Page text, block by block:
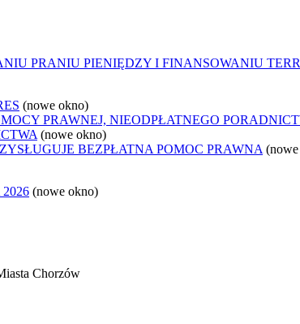
PRANIU PIENIĘDZY I FINANSOWANIU
(nowe okno)
PRAWNEJ, NIEODPŁATNEGO
(nowe okno)
BEZPŁATNA POMOC PRAWNA
(nowe okno)
Chorzów